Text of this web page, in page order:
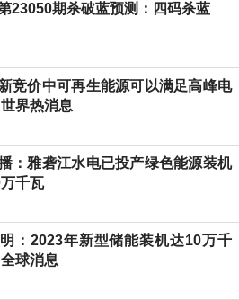
23050期杀破蓝预测：四码杀蓝
竞价中可再生能源可以满足高峰电
界热消息
：雅砻江水电已投产绿色能源装机
千瓦
：2023年新型储能装机达10万千
球消息